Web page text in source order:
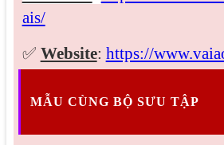
ais/
✅ Website: https://
MẪU CÙNG BỘ SƯU TẬP